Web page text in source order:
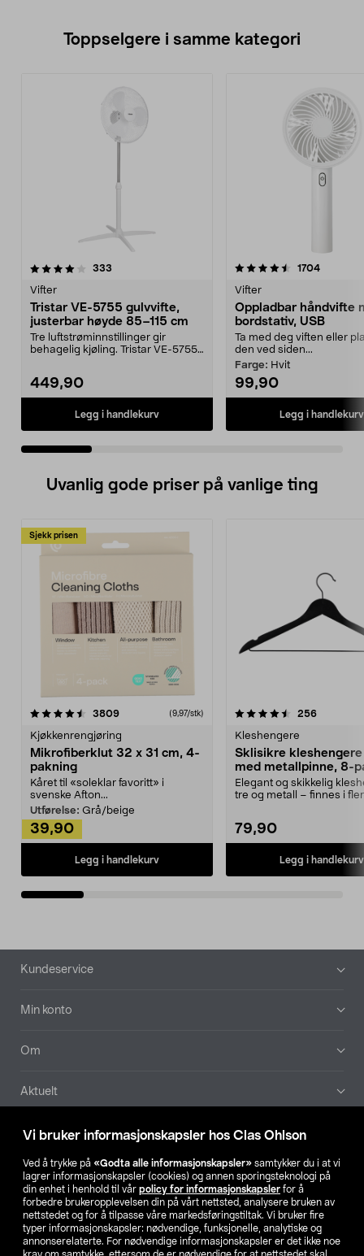
Vi bruker informasjonskapsler hos Clas Ohlson
Ved å trykke på «Godta alle informasjonskapsler» samtykker du i at vi
lagrer informasjonskapsler (cookies) og annen sporingsteknologi på
din enhet i henhold til vår policy for informasjonskapsler for å
forbedre brukeropplevelsen din på vårt nettsted, analysere bruken av
nettstedet og for å tilpasse våre markedsføringstiltak. Vi bruker fire
typer informasjonskapsler: nødvendige, funksjonelle, analytiske og
annonserelaterte. For nødvendige informasjonskapsler er det ikke noe
Toppselgere i samme kategori
333
Vifter
Tristar VE-5755 gulvvifte,
justerbar høyde 85–115 cm
Tre luftstrøminnstillinger gir
behagelig kjøling. Tristar VE-5755
449,90
Legg i handlekurv
4.5 av 5 stjerner 1704
Vifter
Oppladbar håndvifte
bordstativ, USB
Ta med deg viften eller
den ved siden...
Farge: Hvit
99,90
Legg i handlekurv
4.0 av 5 stjerner
Uvanlig gode priser på vanlige ting
Sjekk prisen
3809anmeldelser(9,97/stk)
Kjøkkenrengjøring
Mikrofiberklut 32 x 31 cm, 4-
pakning
Kåret til «soleklar favoritt» i
svenske Afton...
Utførelse: Grå/beige
39,90
Legg i handlekurv
4.5av 5 stjerner 256
Kleshengere
Sklisikre
med metallpinne, 8-
Elegant og skikkelig
tre og metall – finnes i
79,90
Legg i handlekurv
4.5av 5 stjerner
Bunntekst
Kundeservice
Min konto
Om
Aktuelt
Våre selskaper
Finn din butikk
SE NO FI